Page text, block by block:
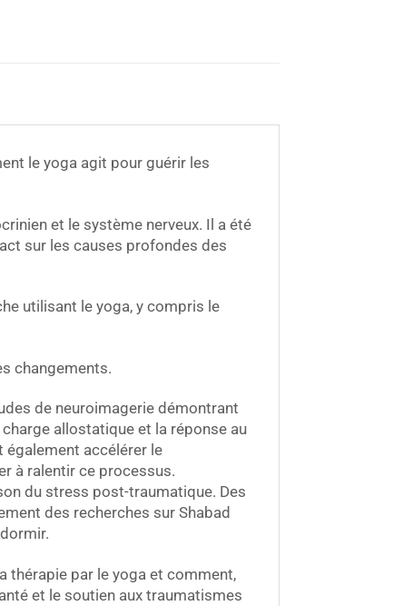
le yoga agit pour guérir les
et le système nerveux. Il a été
sur les causes profondes des
utilisant le yoga, y compris le
changements.
de neuroimagerie démontrant
allostatique et la réponse au
accélérer le
à ralentir ce processus.
du stress post-traumatique. Des
des recherches sur Shabad
thérapie par le yoga et comment,
et le soutien aux traumatismes